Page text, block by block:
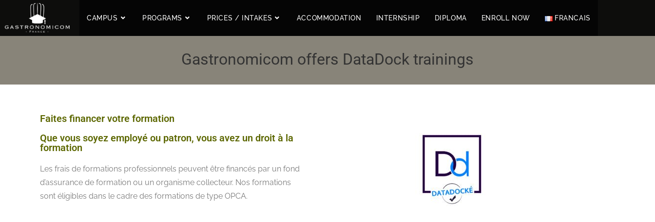
CAMPUS PROGRAMS PRICES / INTAKES ACCOMMODATION INTERNSHIP DIPLOMA ENROLL NOW FRANCAIS
Gastronomicom offers DataDock trainings
Faites financer votre formation
Que vous soyez employé ou patron, vous avez un droit à la
formation
Les frais de formations professionnels peuvent être financés par un fond
d’assurance de formation ou un organisme collecteur. Nos formations
sont éligibles dans le cadre des formations de type OPCA.